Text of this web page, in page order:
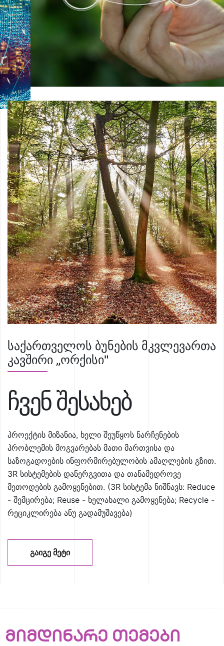
საქართველოს ბუნების მკვლევართა
კავშირი „ორქისი"
ჩვენ შესახებ
პროექტის მიზანია, ხელი შეუწყოს ნარჩენების
პრობლემის მოგვარებას მათი მართვისა და
საზოგადოების ინფორმირებულობის ამაღლების გზით.
3R სისტემების დანერგვითა და თანამედროვე
მეთოდების გამოყენებით. (3R სისტემა ნიშნავს: Reduce
- შემცირება; Reuse - ხელახალი გამოყენება; Recycle -
რეციკლირება ანუ გადამუშავება)
ᲒᲐᲘᲒᲔ ᲛᲔᲢᲘ
მიმდინარე თემები